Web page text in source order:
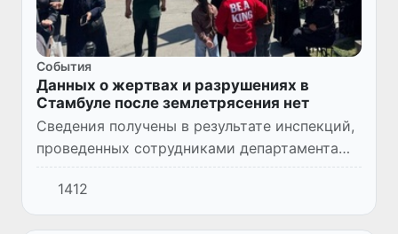
Cобытия
Данных о жертвах и разрушениях в
Стамбуле после землетрясения нет
Сведения получены в результате инспекций,
проведенных сотрудниками департамента
ЧС страны.
1412